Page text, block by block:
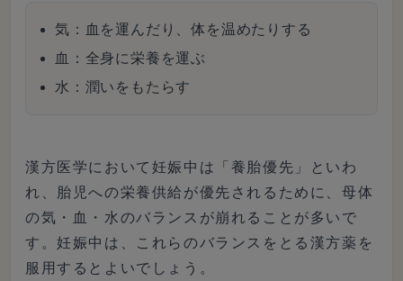
気：血を運んだり、体を温めたりする
血：全身に栄養を運ぶ
水：潤いをもたらす
漢方医学において妊娠中は「養胎優先」といわ
れ、胎児への栄養供給が優先されるために、母体
の気・血・水のバランスが崩れることが多いで
す。妊娠中は、これらのバランスをとる漢方薬を
服用するとよいでしょう。